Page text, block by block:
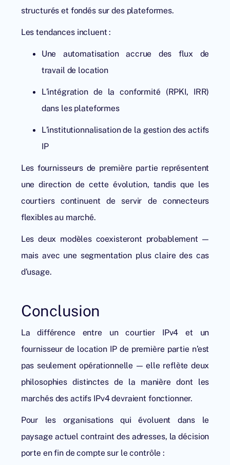
structurés et fondés sur des plateformes.
Les tendances incluent :
Une automatisation accrue des flux de
travail de location
L’intégration de la conformité (RPKI, IRR)
dans les plateformes
L’institutionnalisation de la gestion des actifs
IP
Les fournisseurs de première partie représentent
une direction de cette évolution, tandis que les
courtiers continuent de servir de connecteurs
flexibles au marché.
Les deux modèles coexisteront probablement —
mais avec une segmentation plus claire des cas
d’usage.
Conclusion
La différence entre un courtier IPv4 et un
fournisseur de location IP de première partie n’est
pas seulement opérationnelle — elle reflète deux
philosophies distinctes de la manière dont les
marchés des actifs IPv4 devraient fonctionner.
Pour les organisations qui évoluent dans le
paysage actuel contraint des adresses, la décision
porte en fin de compte sur le contrôle :